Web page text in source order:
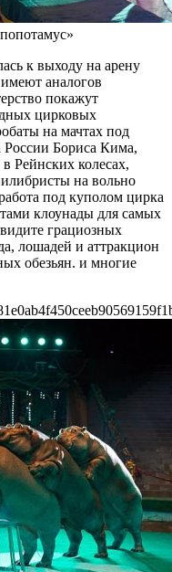
к выходу на арену
аналогов
покажут
цирковых
на мачтах под
России Бориса Кима,
Рейнских колесах,
на вольно
под куполом цирка
клоунады для самых
грациозных
лошадей и аттракцион
обезьян. и многие